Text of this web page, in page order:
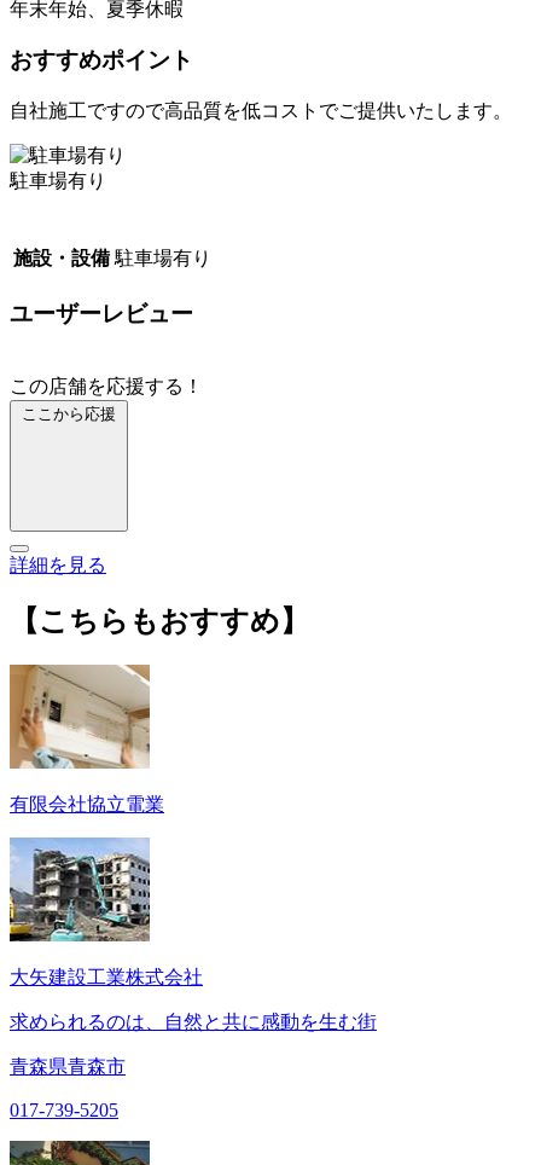
年末年始、夏季休暇
おすすめポイント
自社施工ですので高品質を低コストでご提供いたします。
駐車場有り
施設・設備 駐車場有り
ユーザーレビュー
この店舗を応援する！
ここから応援
詳細を見る
【こちらもおすすめ】
有限会社協立電業
大矢建設工業株式会社
求められるのは、自然と共に感動を生む街
青森県青森市
017-739-5205